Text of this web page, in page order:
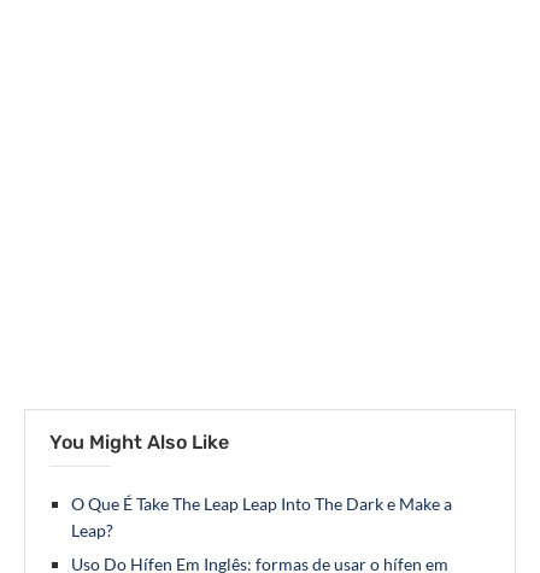
You Might Also Like
O Que É Take The Leap Leap Into The Dark e Make a
Leap?
Uso Do Hífen Em Inglês: formas de usar o hífen em